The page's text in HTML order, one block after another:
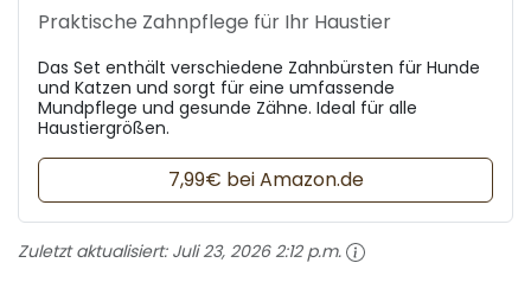
Praktische Zahnpflege für Ihr Haustier
Das Set enthält verschiedene Zahnbürsten für Hunde
und Katzen und sorgt für eine umfassende
Mundpflege und gesunde Zähne. Ideal für alle
Haustiergrößen.
7,99€ bei Amazon.de
Zuletzt aktualisiert: Juli 23, 2026 2:12 p.m.